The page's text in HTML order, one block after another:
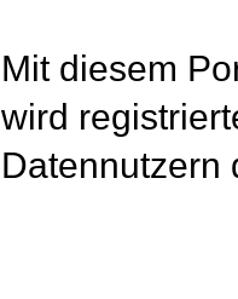
Mit diesem
wird
Datennutzern